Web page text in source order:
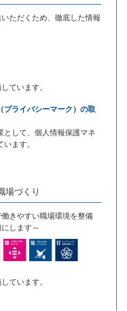
ただくため、徹底した情報
ています。
プライバシーマーク）の取
として、個人情報保護マネ
ます。
場づくり
きやすい職場環境を整備
します～
ています。